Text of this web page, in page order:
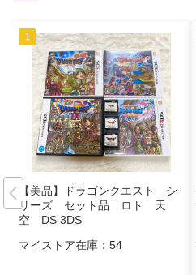
【美品】ドラゴンクエスト シ
リーズ セット品 ロト 天
空 DS 3DS
マイストア在庫： 54